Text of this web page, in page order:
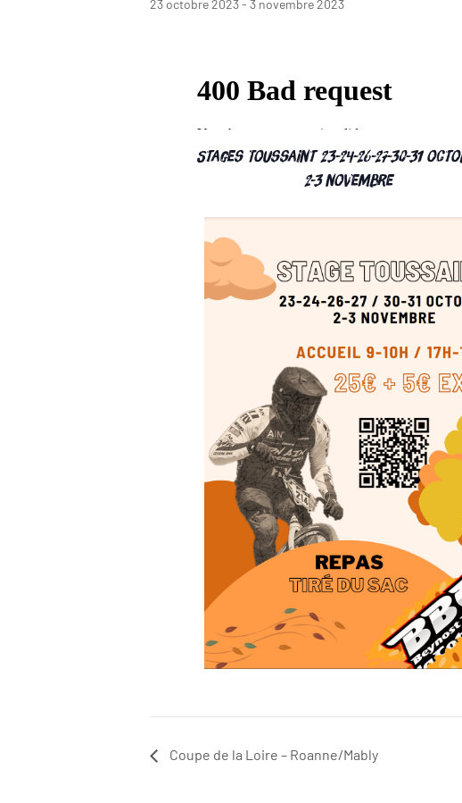
23 octobre 2023- 3 novembre 2023
Stages Toussaint 23-24-26-27-30-31
2-3 novembre
Coupe de la Loire – Roanne/Mably